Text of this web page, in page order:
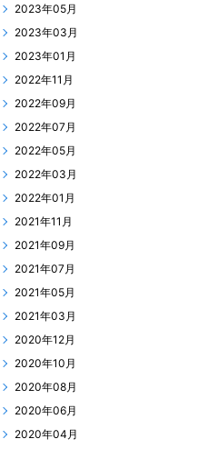
2023年05月
2023年03月
2023年01月
2022年11月
2022年09月
2022年07月
2022年05月
2022年03月
2022年01月
2021年11月
2021年09月
2021年07月
2021年05月
2021年03月
2020年12月
2020年10月
2020年08月
2020年06月
2020年04月